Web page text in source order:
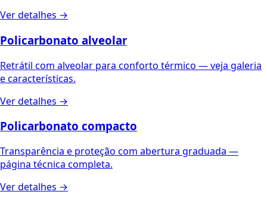
Ver detalhes →
Policarbonato alveolar
Retrátil com alveolar para conforto térmico — veja galeria
e características.
Ver detalhes →
Policarbonato compacto
Transparência e proteção com abertura graduada —
página técnica completa.
Ver detalhes →